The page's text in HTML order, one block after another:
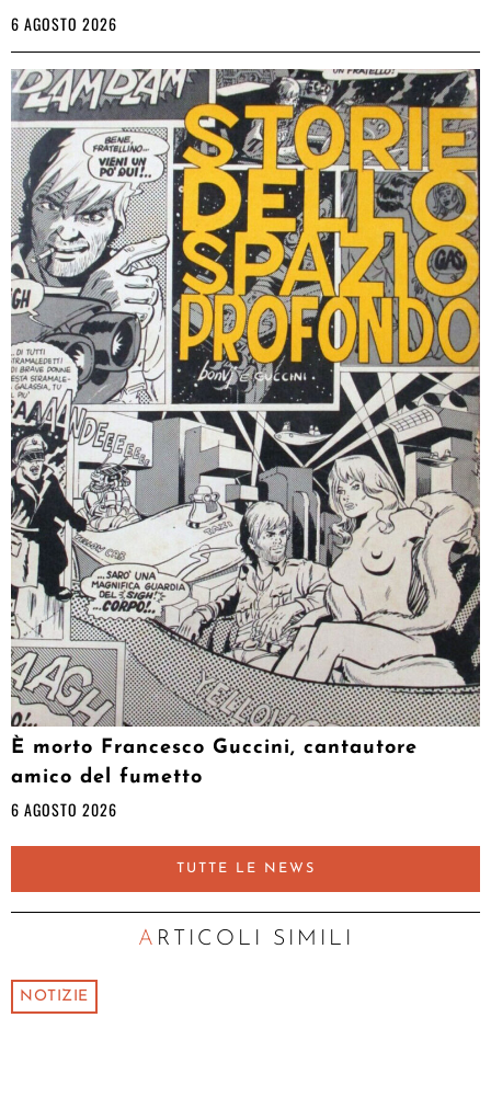
6 AGOSTO 2026
È morto Francesco Guccini, cantautore
amico del fumetto
6 AGOSTO 2026
TUTTE LE NEWS
ARTICOLI SIMILI
NOTIZIE